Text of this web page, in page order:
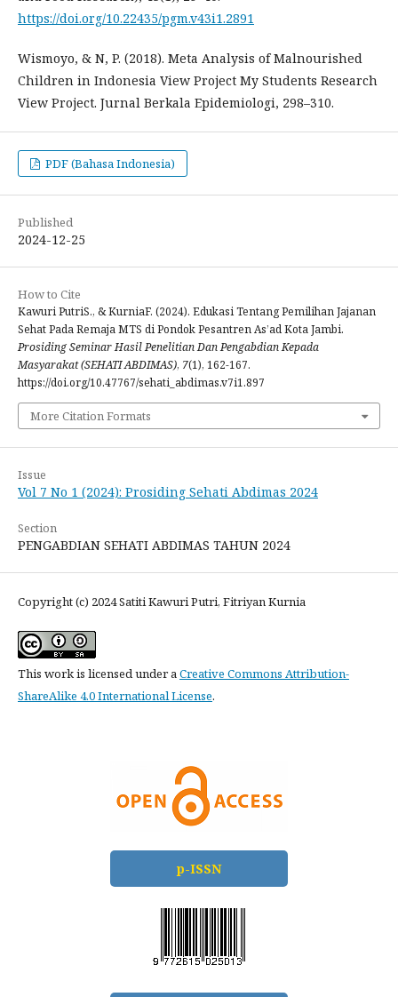
https://doi.org/10.22435/pgm.v43i1.2891
Wismoyo, & N, P. (2018). Meta Analysis of Malnourished
Children in Indonesia View Project My Students Research
View Project. Jurnal Berkala Epidemiologi, 298–310.
PDF (Bahasa Indonesia)
Published
2024-12-25
How to Cite
Kawuri PutriS., & KurniaF. (2024). Edukasi Tentang Pemilihan Jajanan
Sehat Pada Remaja MTS di Pondok Pesantren As’ad Kota Jambi.
Prosiding Seminar Hasil Penelitian Dan Pengabdian Kepada
Masyarakat (SEHATI ABDIMAS), 7(1), 162-167.
https://doi.org/10.47767/sehati_abdimas.v7i1.897
More Citation Formats
Issue
Vol 7 No 1 (2024): Prosiding Sehati Abdimas 2024
Section
PENGABDIAN SEHATI ABDIMAS TAHUN 2024
Copyright (c) 2024 Satiti Kawuri Putri, Fitriyan Kurnia
This work is licensed under a Creative Commons Attribution-
ShareAlike 4.0 International License.
p-ISSN